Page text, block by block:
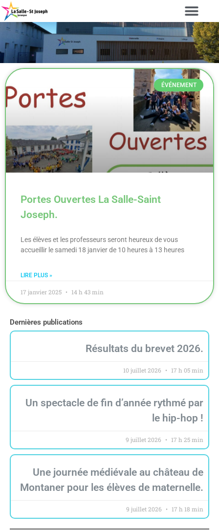
ÉVÉNEMENT
Portes Ouvertes La Salle-Saint
Joseph.
Les élèves et les professeurs seront heureux de vous
accueillir le samedi 18 janvier de 10 heures à 13 heures
LIRE PLUS »
17 janvier 2025 14 h 43 min
Dernières publications
Résultats du brevet 2026.
10 juillet 2026 17 h 05 min
Un spectacle de fin d’année rythmé par
le hip-hop !
9 juillet 2026 17 h 25 min
Une journée médiévale au château de
Montaner pour les élèves de maternelle.
9 juillet 2026 17 h 18 min